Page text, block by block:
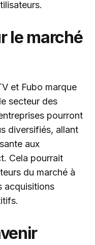
le marché
et Fubo marque
secteur des
pourront
diversifiés, allant
aux
Cela pourrait
du marché à
acquisitions